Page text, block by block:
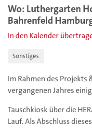
Wo: Luthergarten
Bahrenfeld
In den Kalender
Sonstiges
Im Rahmen des Projekts
vergangenen Jahres
Tauschkiosk über die
Lauf. Als Abschluss